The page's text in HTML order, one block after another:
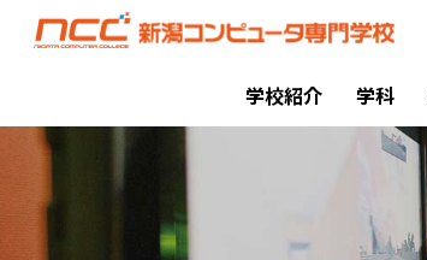
学校紹介 学科